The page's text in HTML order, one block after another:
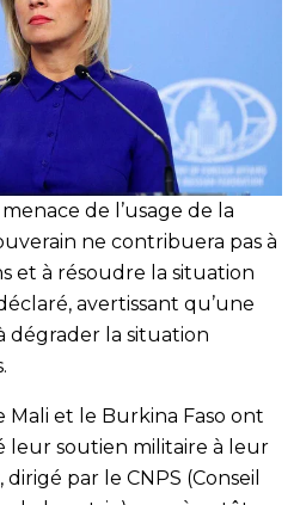
de l’usage de la
ne contribuera pas à
et à résoudre la situation
avertissant qu’une
la situation
Mali et le Burkina Faso ont
leur soutien militaire à leur
par le CNPS (Conseil